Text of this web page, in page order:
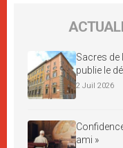
Sacres de
publie le
2 Juil 2026
ami »